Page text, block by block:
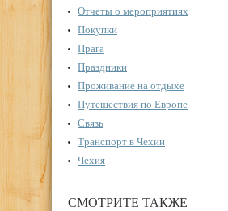
Отчеты о мероприятиях
Покупки
Прага
Праздники
Проживание на отдыхе
Путешествия по Европе
Связь
Транспорт в Чехии
Чехия
СМОТРИТЕ ТАКЖЕ